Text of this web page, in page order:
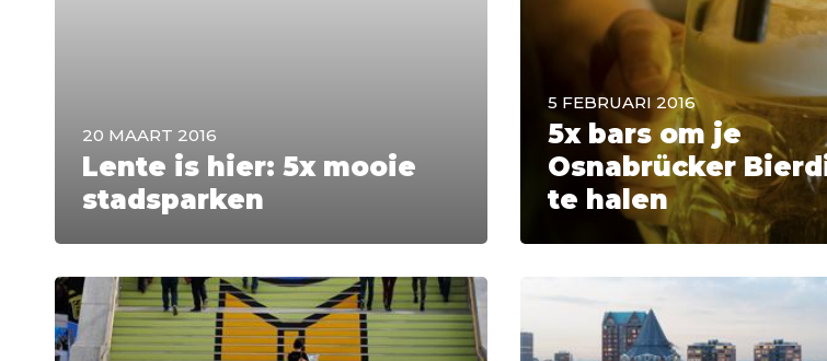
20 MAART 2016
Lente is hier: 5x mooie
stadsparken
5 FEBRUARI 2016
5x bars om je
Osnabrücker
te halen